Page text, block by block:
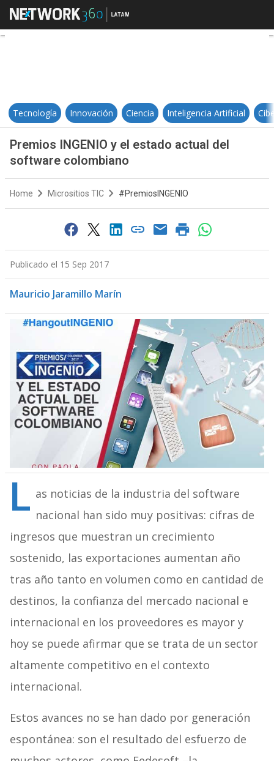
Premios INGENIO y el estado
Tecnología Innovación Ciencia Inteligencia Artificial
Premios INGENIO y el estado actual del
software colombiano
Home Micrositios TIC #PremiosINGENIO
Publicado el 15 Sep 2017
Mauricio Jaramillo Marín
L as noticias de la industria del software
nacional han sido muy positivas: cifras de
ingresos que muestran un crecimiento
sostenido, las exportaciones aumentan año
tras año tanto en volumen como en cantidad de
destinos, la confianza del mercado nacional e
internacional en los proveedores es mayor y
hoy se puede afirmar que se trata de un sector
altamente competitivo en el contexto
internacional.
Estos avances no se han dado por generación
espontánea: son el resultado del esfuerzo de